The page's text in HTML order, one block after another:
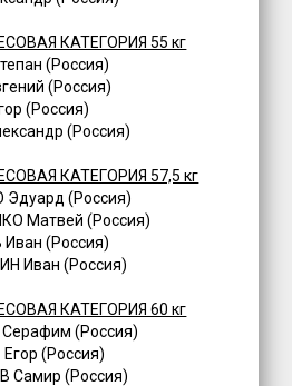
КАТЕГОРИЯ 55 кг
(Россия)
(Россия)
(Россия)
(Россия)
КАТЕГОРИЯ 57,5 кг
(Россия)
Матвей (Россия)
(Россия)
Иван (Россия)
КАТЕГОРИЯ 60 кг
(Россия)
(Россия)
Самир (Россия)